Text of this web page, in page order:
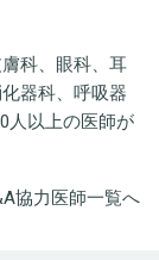
科、眼科、耳
器科、呼吸器
人以上の医師が
協力医師一覧へ